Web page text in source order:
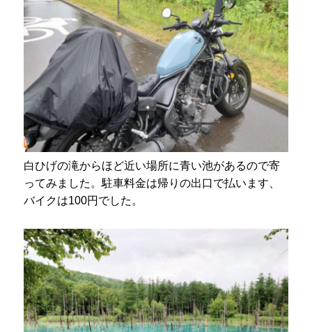
白ひげの滝からほど近い場所に青い池があるので寄
ってみました。駐車料金は帰りの出口で払います、
バイクは100円でした。